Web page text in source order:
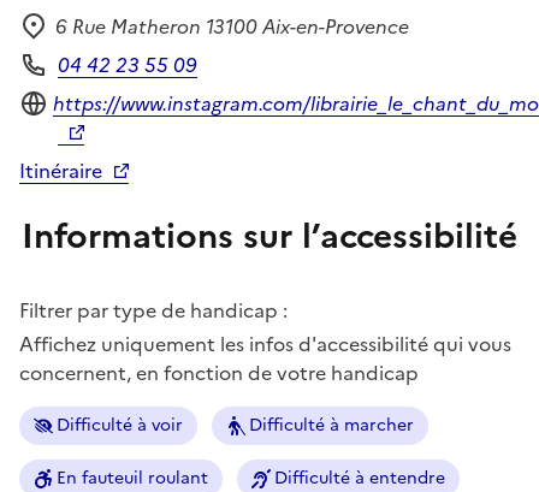
Adresse
6 Rue Matheron 13100 Aix-en-Provence
Téléphone
04 42 23 55 09
Site internet
https://www.instagram.com/
Itinéraire
Informations sur l’accessibilité
Filtrer par type de handicap :
Affichez uniquement les infos d'accessibilité qui vous
concernent, en fonction de votre handicap
Difficulté à voir Difficulté à marcher
En fauteuil roulant Difficulté à entendre